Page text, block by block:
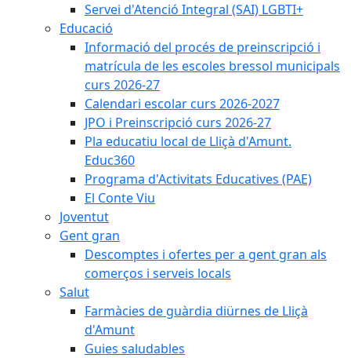
Servei d'Atenció Integral (SAI) LGBTI+
Educació
Informació del procés de preinscripció i
matrícula de les escoles bressol municipals
curs 2026-27
Calendari escolar curs 2026-2027
JPO i Preinscripció curs 2026-27
Pla educatiu local de Lliçà d'Amunt.
Educ360
Programa d'Activitats Educatives (PAE)
El Conte Viu
Joventut
Gent gran
Descomptes i ofertes per a gent gran als
comerços i serveis locals
Salut
Farmàcies de guàrdia diürnes de Lliçà
d'Amunt
Guies saludables